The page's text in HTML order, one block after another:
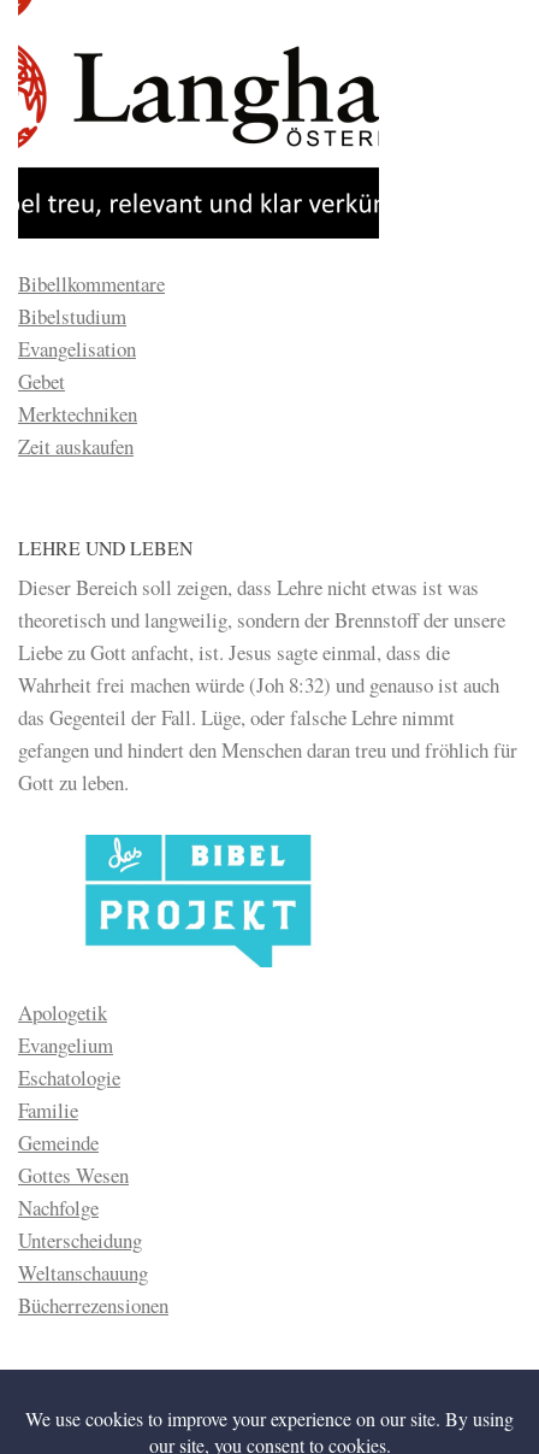
Bibellkommentare
Bibelstudium
Evangelisation
Gebet
Merktechniken
Zeit auskaufen
LEHRE UND LEBEN
Dieser Bereich soll zeigen, dass Lehre nicht etwas ist was
theoretisch und langweilig, sondern der Brennstoff der unsere
Liebe zu Gott anfacht, ist. Jesus sagte einmal, dass die
Wahrheit frei machen würde (Joh 8:32) und genauso ist auch
das Gegenteil der Fall. Lüge, oder falsche Lehre nimmt
gefangen und hindert den Menschen daran treu und fröhlich für
Gott zu leben.
Apologetik
Evangelium
Eschatologie
Familie
Gemeinde
Gottes Wesen
Nachfolge
Unterscheidung
Weltanschauung
Bücherrezensionen